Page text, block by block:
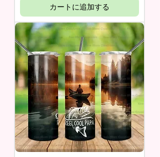
カートに追加する